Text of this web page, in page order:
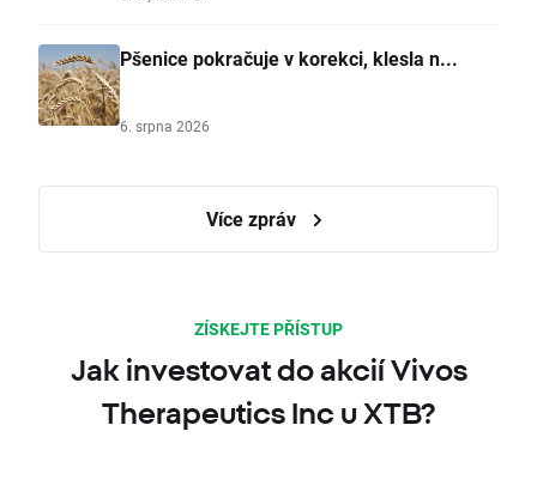
Pšenice pokračuje v korekci, klesla n...
6. srpna 2026
Více zpráv
ZÍSKEJTE PŘÍSTUP
Jak investovat do akcií Vivos
Therapeutics Inc u XTB?